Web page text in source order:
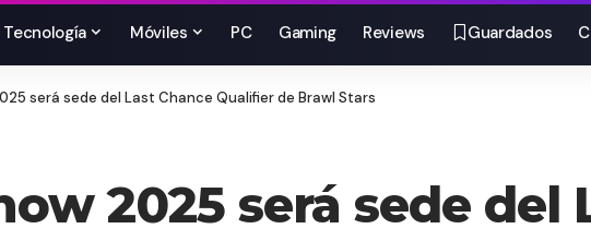
Tecnología Móviles PC Gaming Reviews Guardados
será sede del Last Chance Qualifier de Brawl Stars
2025 será sede del